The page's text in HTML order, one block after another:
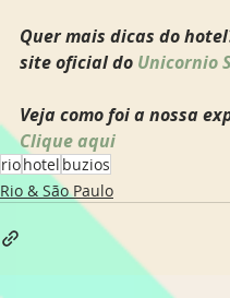
Quer mais dicas do
site oficial do Unicornio
Veja como foi a nossa
Clique aqui
riohotel buzios
Rio & São Paulo